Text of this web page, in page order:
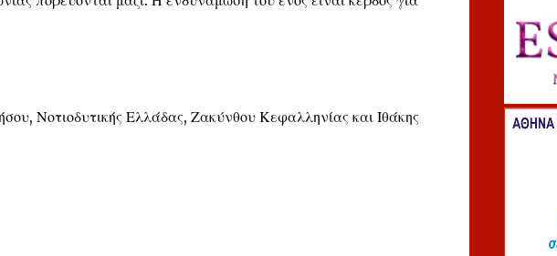
Νοτιοδυτικής Ελλάδας, Ζακύνθου Κεφαλληνίας και Ιθάκης